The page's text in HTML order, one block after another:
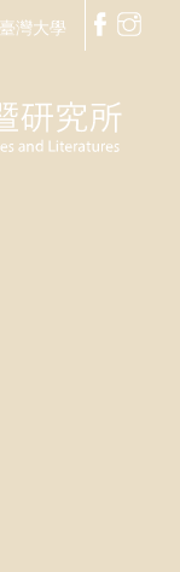
臺灣大學